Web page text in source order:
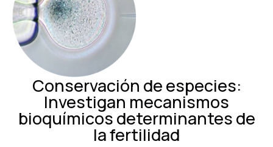
Conservación de especies:
Investigan mecanismos
bioquímicos determinantes de
la fertilidad